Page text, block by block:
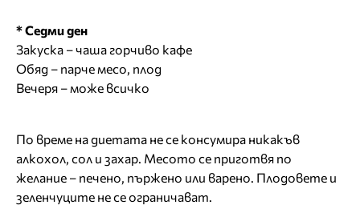
* Седми ден
Закуска – чаша горчиво кафе
Обяд – парче месо, плод
Вечеря – може всичко
По време на диетата не се консумира никакъв
алкохол, сол и захар. Месото се приготвя по
желание – печено, пържено или варено. Плодовете и
зеленчуците не се ограничават.